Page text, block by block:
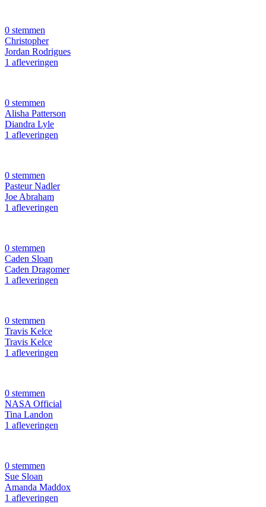
0 stemmen
Christopher
Jordan Rodrigues
1 afleveringen
0 stemmen
Alisha Patterson
Diandra Lyle
1 afleveringen
0 stemmen
Pasteur Nadler
Joe Abraham
1 afleveringen
0 stemmen
Caden Sloan
Caden Dragomer
1 afleveringen
0 stemmen
Travis Kelce
Travis Kelce
1 afleveringen
0 stemmen
NASA Official
Tina Landon
1 afleveringen
0 stemmen
Sue Sloan
Amanda Maddox
1 afleveringen